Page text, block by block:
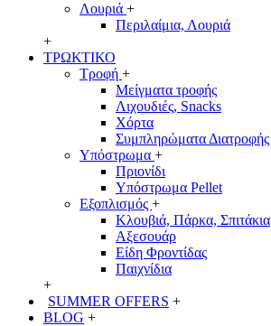
Λουριά +
Περιλαίμια, Λουριά
+
ΤΡΩΚΤΙΚΟ
Τροφή +
Μείγματα τροφής
Λιχουδιές, Snacks
Χόρτα
Συμπληρώματα Διατροφής
Υπόστρωμα +
Πριονίδι
Υπόστρωμα Pellet
Εξοπλισμός +
Κλουβιά, Πάρκα, Σπιτάκια
Αξεσουάρ
Είδη Φροντίδας
Παιχνίδια
+
SUMMER OFFERS +
BLOG +